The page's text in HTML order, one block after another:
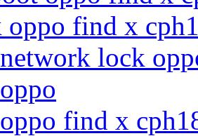
oppo find x
lock
find x